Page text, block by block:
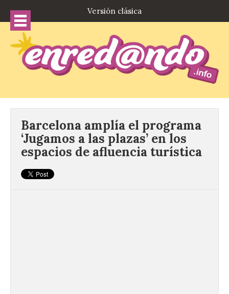
Versión clásica
Barcelona amplía el programa
‘Jugamos a las plazas’ en los
espacios de afluencia turística